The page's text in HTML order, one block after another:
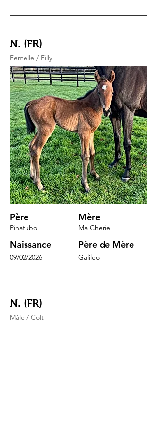
N. (FR)
Femelle / Filly
Père
Pinatubo
Naissance
09/02/2026
Mère
Ma Cherie
Père de Mère
Galileo
N. (FR)
Mâle / Colt